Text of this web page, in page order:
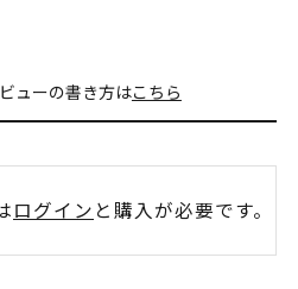
ューの書き方はこちら
ログイン と購入が必要です。